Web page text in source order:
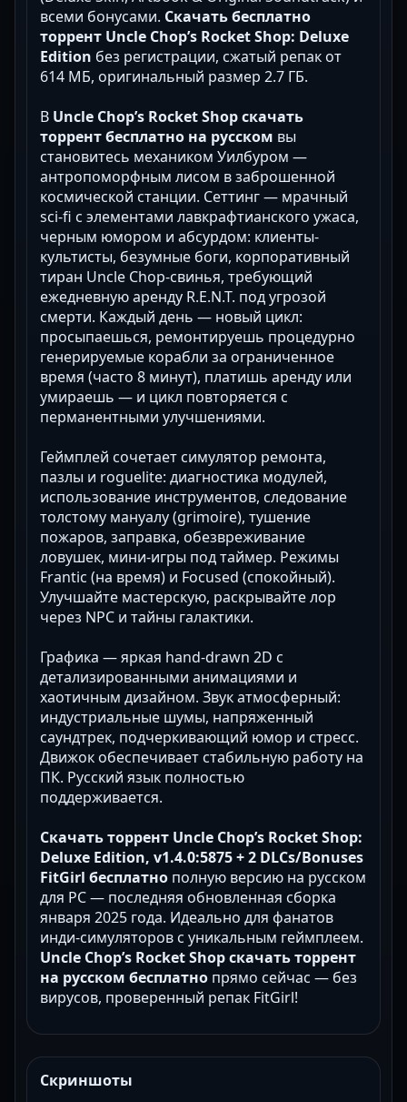
всеми бонусами. Скачать бесплатно
торрент Uncle Chop’s Rocket Shop: Deluxe
Edition без регистрации, сжатый репак от
614 МБ, оригинальный размер 2.7 ГБ.
В Uncle Chop’s Rocket Shop скачать
торрент бесплатно на русском вы
становитесь механиком Уилбуром —
антропоморфным лисом в заброшенной
космической станции. Сеттинг — мрачный
sci-fi с элементами лавкрафтианского ужаса,
черным юмором и абсурдом: клиенты-
культисты, безумные боги, корпоративный
тиран Uncle Chop-свинья, требующий
ежедневную аренду R.E.N.T. под угрозой
смерти. Каждый день — новый цикл:
просыпаешься, ремонтируешь процедурно
генерируемые корабли за ограниченное
время (часто 8 минут), платишь аренду или
умираешь — и цикл повторяется с
перманентными улучшениями.
Геймплей сочетает симулятор ремонта,
пазлы и roguelite: диагностика модулей,
использование инструментов, следование
толстому мануалу (grimoire), тушение
пожаров, заправка, обезвреживание
ловушек, мини-игры под таймер. Режимы
Frantic (на время) и Focused (спокойный).
Улучшайте мастерскую, раскрывайте лор
через NPC и тайны галактики.
Графика — яркая hand-drawn 2D с
детализированными анимациями и
хаотичным дизайном. Звук атмосферный:
индустриальные шумы, напряженный
саундтрек, подчеркивающий юмор и стресс.
Движок обеспечивает стабильную работу на
ПК. Русский язык полностью
поддерживается.
Скачать торрент Uncle Chop’s Rocket Shop:
Deluxe Edition, v1.4.0:5875 + 2 DLCs/Bonuses
FitGirl бесплатно полную версию на русском
для PC — последняя обновленная сборка
января 2025 года. Идеально для фанатов
инди-симуляторов с уникальным геймплеем.
Uncle Chop’s Rocket Shop скачать торрент
на русском бесплатно прямо сейчас — без
вирусов, проверенный репак FitGirl!
Скриншоты